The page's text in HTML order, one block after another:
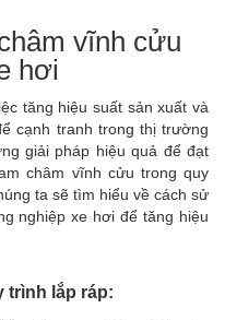
vĩnh cửu
hơi
tăng hiệu suất sản xuất và
cạnh tranh trong thị trường
giải pháp hiệu quả để đạt
châm vĩnh cửu trong quy
ta sẽ tìm hiểu về cách sử
nghiệp xe hơi để tăng hiệu
trình lắp ráp: